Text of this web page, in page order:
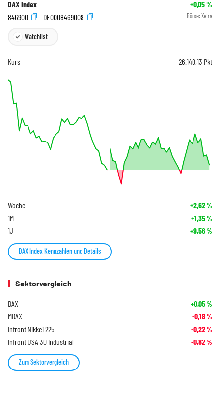
DAX Index +0,05%
846900
DE0008469008 Börse: Xetra
Watchlist
Kurs 26.140,13 Pkt
Woche +2,62%
1M +1,35%
1J +9,56%
DAX Index Kennzahlen und Details
Sektorvergleich
DAX +0,05%
MDAX -0,18%
Infront Nikkei 225 -0,22%
Infront USA 30 Industrial -0,82%
Zum Sektorvergleich